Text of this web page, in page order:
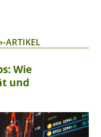
ARTIKEL
Wie
und